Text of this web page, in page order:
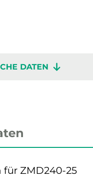
DATEN
ZMD240-25